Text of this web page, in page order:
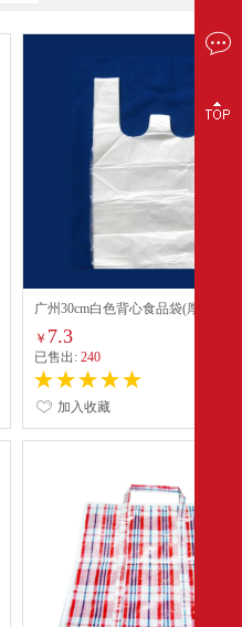
广州30cm白色背心食品袋(厚)
￥ 7.3
已售出:240
加入收藏